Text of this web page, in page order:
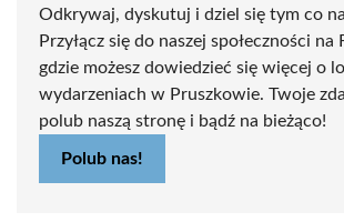
Odkrywaj, dyskutuj i dziel się tym co
Przyłącz się do naszej społeczności na
gdzie możesz dowiedzieć się więcej o
wydarzeniach w Pruszkowie. Twoje
polub naszą stronę i bądź na bieżąco!
Polub nas!